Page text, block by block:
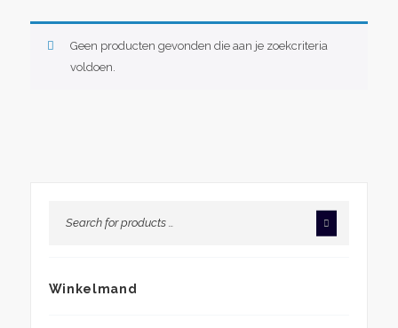
Geen producten gevonden die aan je zoekcriteria
voldoen.
Winkelmand